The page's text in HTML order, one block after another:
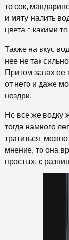
то сок,
и мяту, налить
цвета с какими
Также на вкус
нее не так
Притом запах ее
от него и даже
ноздри.
Но все же водку
тогда намного
тратиться,
мнение, то она
простых, с